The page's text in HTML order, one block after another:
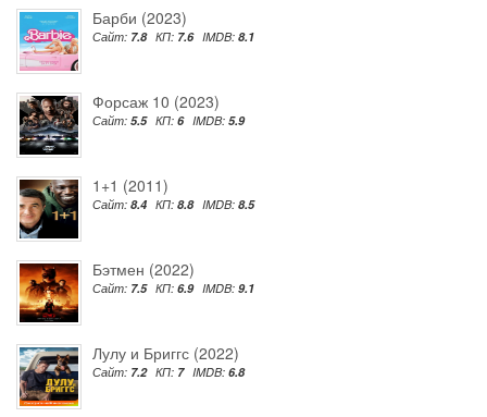
Барби (2023)
Сайт: 7.8 КП: 7.6 IMDB: 8.1
Форсаж 10 (2023)
Сайт: 5.5 КП: 6 IMDB: 5.9
1+1 (2011)
Сайт: 8.4 КП: 8.8 IMDB: 8.5
Бэтмен (2022)
Сайт: 7.5 КП: 6.9 IMDB: 9.1
Лулу и Бриггс (2022)
Сайт: 7.2 КП: 7 IMDB: 6.8